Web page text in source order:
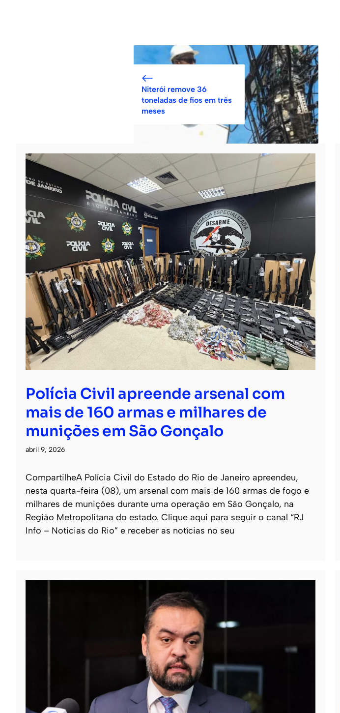
Niterói remove 36
toneladas de fios em três
meses
Polícia Civil apreende arsenal com
mais de 160 armas e milhares de
munições em São Gonçalo
abril 9, 2026
CompartilheA Polícia Civil do Estado do Rio de Janeiro apreendeu,
nesta quarta-feira (08), um arsenal com mais de 160 armas de fogo e
milhares de munições durante uma operação em São Gonçalo, na
Região Metropolitana do estado. Clique aqui para seguir o canal “RJ
Info – Noticias do Rio” e receber as notícias no seu